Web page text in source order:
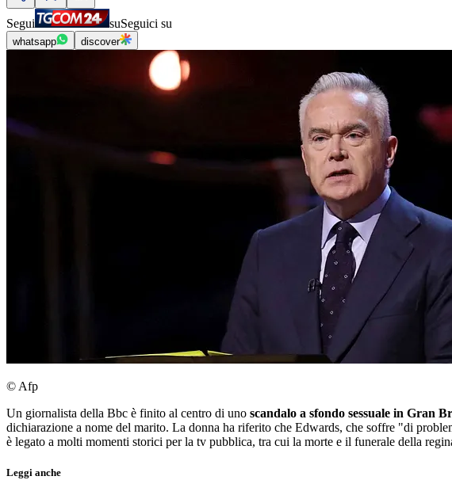
Segui suSeguici su
whatsapp discover
© Afp
Un giornalista della Bbc è finito al centro di uno scandalo a sfondo sessuale in Gran
dichiarazione a nome del marito. La donna ha riferito che Edwards, che soffre "di
è legato a molti momenti storici per la tv pubblica, tra cui la morte e il funerale della
Leggi anche